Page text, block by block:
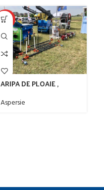
HOT
ARIPA DE PLOAIE ,
Aspersie